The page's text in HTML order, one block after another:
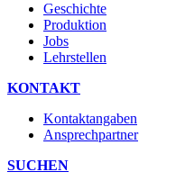
Geschichte
Produktion
Jobs
Lehrstellen
KONTAKT
Kontaktangaben
Ansprechpartner
SUCHEN